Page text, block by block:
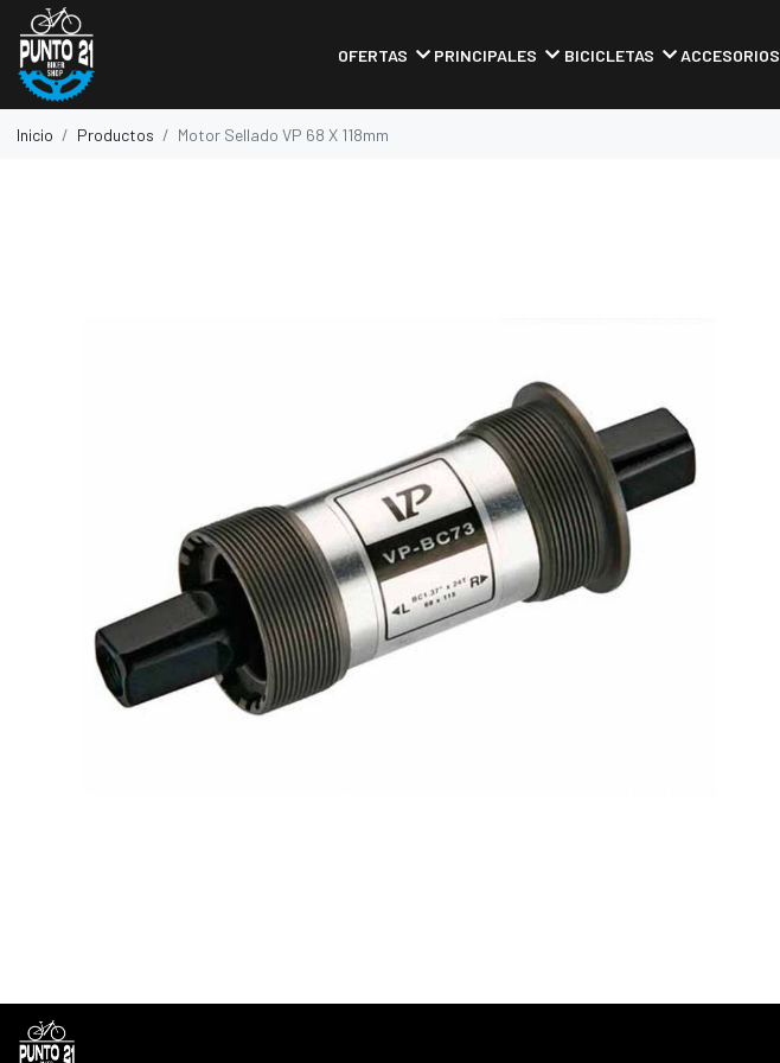
OFERTAS PRINCIPALES BICICLETAS ACCESORIOS
Inicio Productos Motor Sellado VP 68 X 118mm